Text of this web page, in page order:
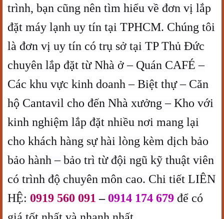
trình, bạn cũng nên tìm hiểu về đơn vị lắp
đặt máy lạnh uy tín tại TPHCM. Chúng tôi
là đơn vị uy tín có trụ sở tại TP Thủ Đức
chuyên lắp đặt từ Nhà ở – Quán CAFÉ –
Các khu vực kinh doanh – Biệt thự – Căn
hộ Cantavil cho đến Nhà xưởng – Kho với
kinh nghiệm lắp đặt nhiều nơi mang lại
cho khách hàng sự hài lòng kèm dịch bảo
bảo hành – bảo trì từ đội ngũ kỹ thuật viên
có trình độ chuyên môn cao. Chi tiết LIÊN
HỆ: 0919 560 091 – 0914 174 679 để có